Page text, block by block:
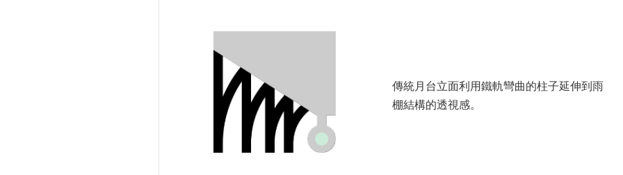
傳統月台立面利用鐵軌彎曲的柱子延伸到雨
棚結構的透視感。